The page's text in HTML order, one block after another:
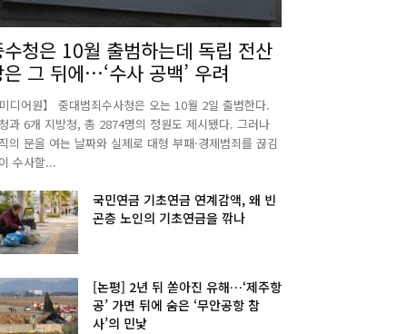
청은 10월 출범하는데 독립 전산
그 뒤에…‘수사 공백’ 우려
디어원】 중대범죄수사청은 오는 10월 2일 출범한다.
과 6개 지방청, 총 2874명의 정원도 제시됐다. 그러나
의 문을 여는 날짜와 실제로 대형 부패·경제범죄를 끊김
수사할...
국민연금 기초연금 연계감액, 왜 빈
곤층 노인의 기초연금을 깎나
[논평] 2년 뒤 쏟아진 유해…‘제주항
공’ 가면 뒤에 숨은 ‘무안공항 참
사’의 민낯